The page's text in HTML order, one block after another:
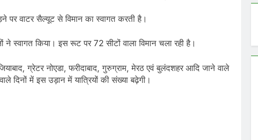
पर वाटर सैल्यूट से विमान का स्वागत करती है।
स्वागत किया। इस रूट पर 72 सीटों वाला विमान चला रही है।
ग्रेटर नोएडा, फरीदाबाद, गुरुग्राम, मेरठ एवं बुलंदशहर आदि जाने वाले
दिनों में इस उड़ान में यात्रियों की संख्या बढ़ेगी।